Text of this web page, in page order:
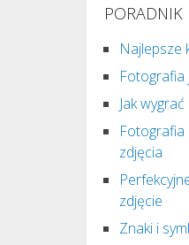
PORADNIK
Najlepsze
Fotografia
Jak
Fotografia
zdjęcia
zdjęcie
Znaki i